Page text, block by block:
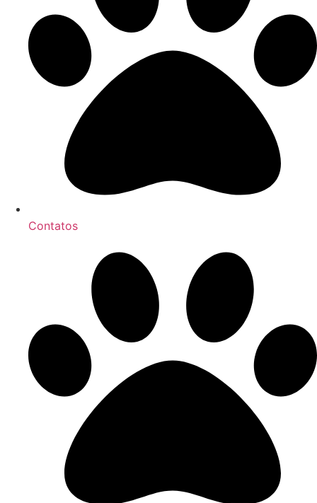
Contatos